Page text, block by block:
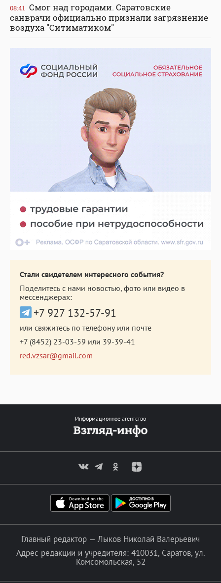
08:41 Смог над городами. Саратовские
санврачи официально признали загрязнение
воздуха "Ситиматиком"
Стали свидетелем интересного события?
Поделитесь с нами новостью, фото или видео в
мессенджерах:
+7 927 132-57-91
или свяжитесь по телефону или почте
+7 (8452) 23-03-59 или 39-39-41
red.vzsar@gmail.com
Информационное агентство
Главный редактор — Лыков Николай Валерьевич
Адрес редакции и учредителя: 410031, Саратов, ул.
Комсомольская, 52